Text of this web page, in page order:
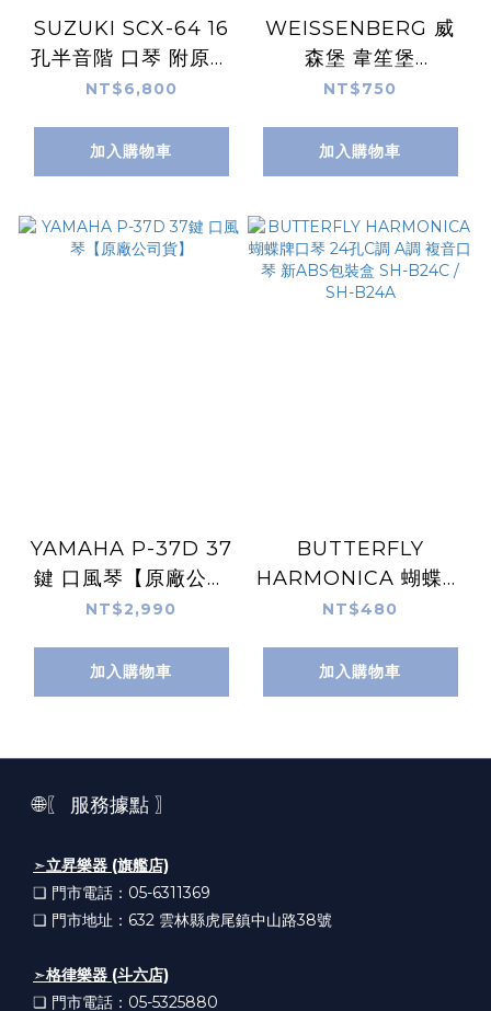
SUZUKI SCX-64 16
孔半音階 口琴 附原廠
盒【日本製造】
NT$6,800
加入購物車
WEISSENBERG 威
森堡 韋笙堡
NO.2201/SO 22孔複
收藏盒/說明書/拭琴布
NT$750
加入購物車
YAMAHA P-37D 37
鍵 口風琴【原廠公司
貨】
NT$2,990
加入購物車
BUTTERFLY
HARMONICA 蝴蝶牌
口琴 24孔C調 A調 複
SH-B24C / SH-
B24A
NT$480
加入購物車
🌐〖 服務據點 〗
➣立昇樂器 (旗艦店)
❏ 門市電話：05-6311369
❏ 門市地址：632 雲林縣虎尾鎮中山路38號
➣格律樂器 (斗六店)
❏ 門市電話：05-5325880